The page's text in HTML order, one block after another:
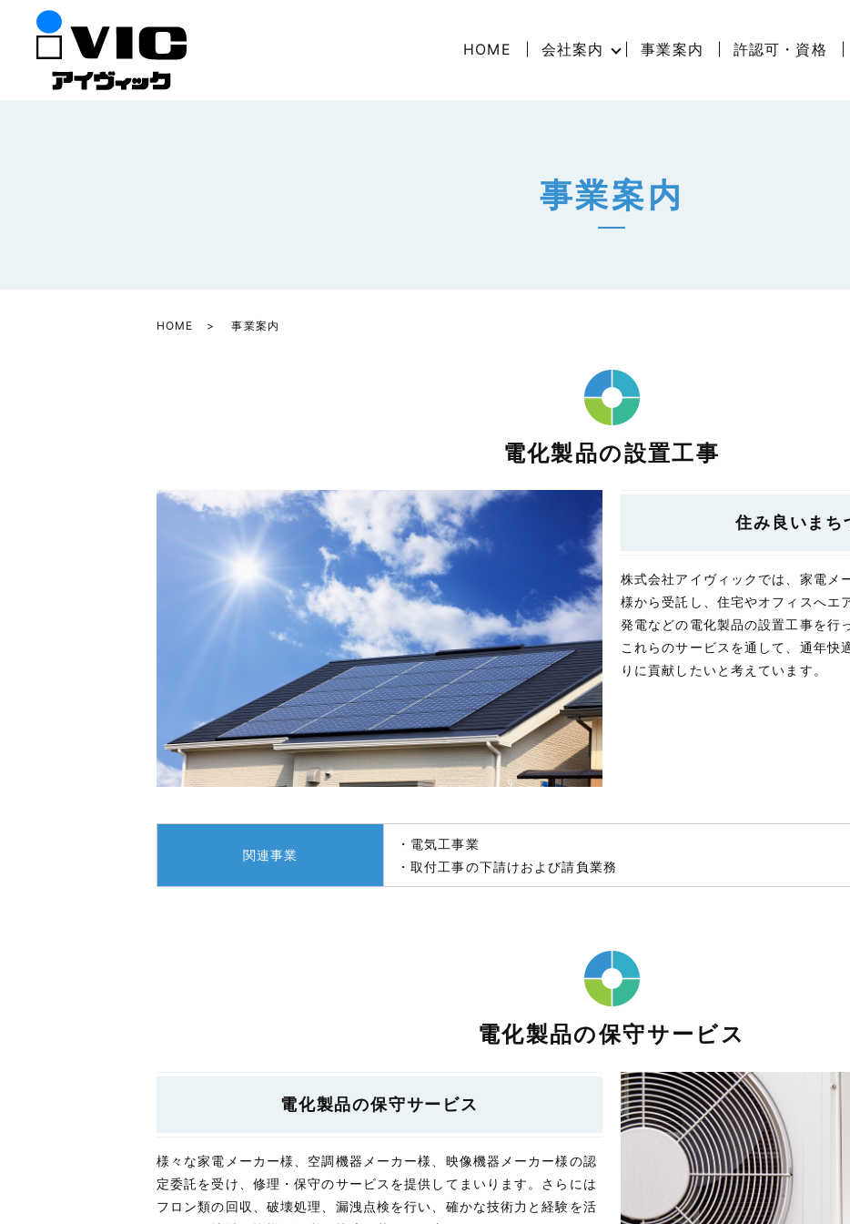
HOME 会社案内 事業案内 許認可・資格
事業案内
HOME 事業案内
電化製品の設置工事
住み良いまち
株式会社アイヴィックでは、家電メ
様から受託し、住宅やオフィスへエ
発電などの電化製品の設置工事を行
これらのサービスを通して、通年快
りに貢献したいと考えています。
関連事業
・電気工事業
・取付工事の下請けおよび請負業務
電化製品の保守サービス
電化製品の保守サービス
様々な家電メーカー様、空調機器メーカー様、映像機器メーカー様の認
定委託を受け、修理・保守のサービスを提供してまいります。さらには
フロン類の回収、破壊処理、漏洩点検を行い、確かな技術力と経験を活